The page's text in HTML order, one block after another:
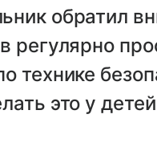
обратил
регулярно
технике
это у